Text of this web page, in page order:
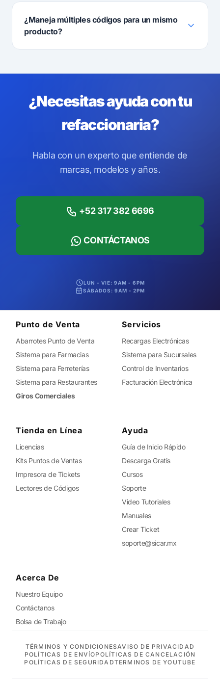
¿Maneja múltiples códigos para un mismo
producto?
¿Necesitas ayuda con tu
refaccionaria?
Habla con un experto que entiende de
marcas, modelos y años.
+52 317 382 6696
CONTÁCTANOS
LUN - VIE: 9AM - 6PM
SÁBADOS: 9AM - 2PM
Punto de Venta
Abarrotes Punto de Venta
Sistema para Farmacias
Sistema para Ferreterías
Sistema para Restaurantes
Giros Comerciales
Servicios
Recargas Electrónicas
Sistema para Sucursales
Control de Inventarios
Facturación Electrónica
Tienda en Línea
Licencias
Kits Puntos de Ventas
Impresora de Tickets
Lectores de Códigos
Ayuda
Guía de Inicio Rápido
Descarga Gratis
Cursos
Soporte
Video Tutoriales
Manuales
Crear Ticket
soporte@sicar.mx
Acerca De
Nuestro Equipo
Contáctanos
Bolsa de Trabajo
TÉRMINOS Y CONDICIONESAVISO DE PRIVACIDAD
POLÍTICAS DE ENVÍOPOLÍTICAS DE CANCELACIÓN
POLÍTICAS DE SEGURIDADTERMINOS DE YOUTUBE